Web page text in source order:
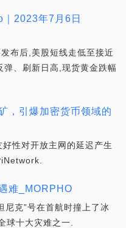
2023年7月6日
布后,美股短线走低至接近
弹、刷新日高,现货黄金跌幅
，引爆加密货币领域的
性对开放主网的延迟产生
难_MORPHO
克”号在首航时撞上了冰
球十大灾难之一.